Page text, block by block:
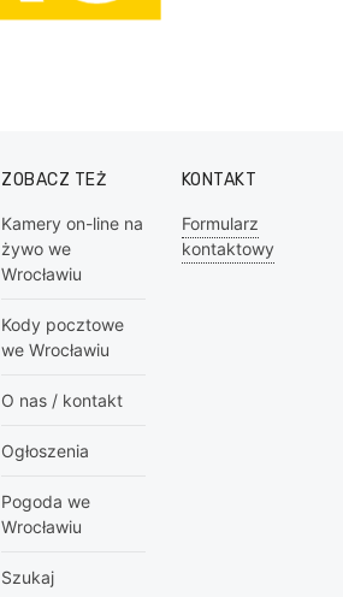
ZOBACZ TEŻ
Kamery on-line na
żywo we
Wrocławiu
Kody pocztowe
we Wrocławiu
O nas / kontakt
Ogłoszenia
Pogoda we
Wrocławiu
Szukaj
KONTAKT
Formularz
kontaktowy